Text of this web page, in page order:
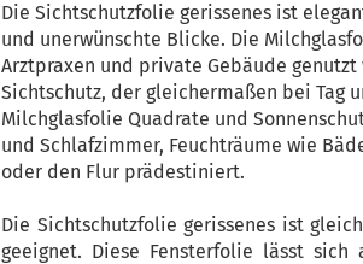
Die Sichtschutzfolie gerissenes ist
und unerwünschte Blicke. Die
Arztpraxen und private Gebäude
Sichtschutz, der gleichermaßen bei Tag
Milchglasfolie Quadrate und
und Schlafzimmer, Feuchträume wie
oder den Flur prädestiniert.
Die Sichtschutzfolie gerissenes ist
geeignet. Diese Fensterfolie lässt